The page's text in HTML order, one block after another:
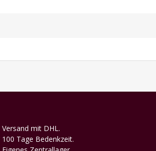
Versand mit DHL.
100 Tage Bedenkzeit.